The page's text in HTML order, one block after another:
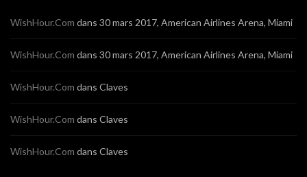
WishHour.Com dans 30 mars 2017, American Airlines Arena, Miami
WishHour.Com dans 30 mars 2017, American Airlines Arena, Miami
WishHour.Com dans Claves
WishHour.Com dans Claves
WishHour.Com dans Claves